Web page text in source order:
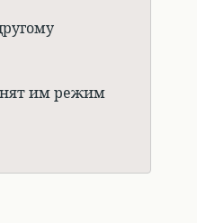
им режим